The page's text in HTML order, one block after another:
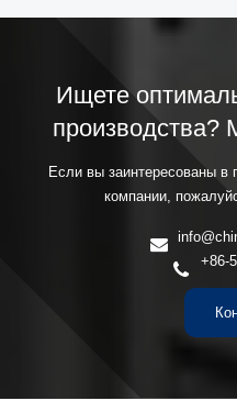
Ищете
производства?
Если вы заинтересованы в
компании,
+86-